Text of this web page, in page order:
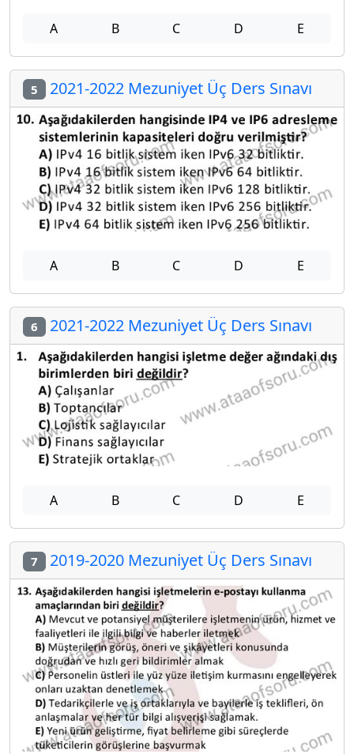
A B C D E
5 2021-2022 Mezuniyet Üç Ders Sınavı
A B C D E
6 2021-2022 Mezuniyet Üç Ders Sınavı
A B C D E
7 2019-2020 Mezuniyet Üç Ders Sınavı